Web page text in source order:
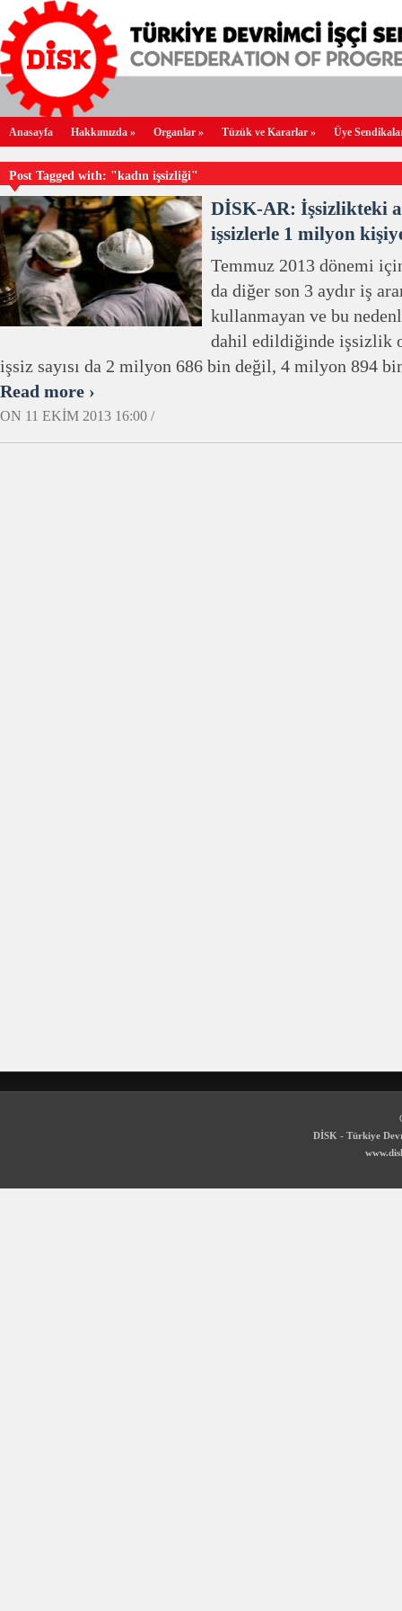
Anasayfa Hakkımızda » Organlar » Tüzük ve Kararlar » Üye
Post Tagged with: "kadın işsizliği"
DİSK-AR: İşsizlikteki
işsizlerle 1 milyon
Temmuz 2013 dönemi
da diğer son 3 aydır iş
kullanmayan ve bu
dahil edildiğinde işsizlik
işsiz sayısı da 2 milyon 686 bin değil, 4 milyon 894
Read more ›
ON 11 EKIM 2013 16:00 /
DİSK - Türkiye